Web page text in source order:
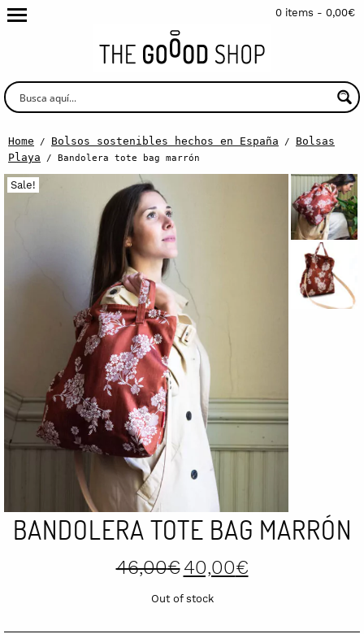
0 items - 0,00€
Home / Bolsos sostenibles hechos en España / Bolsas
Playa / Bandolera tote bag marrón
Sale!
BANDOLERA TOTE BAG MARRÓN
46,00€
Original
price
40,00€price
Out of stock